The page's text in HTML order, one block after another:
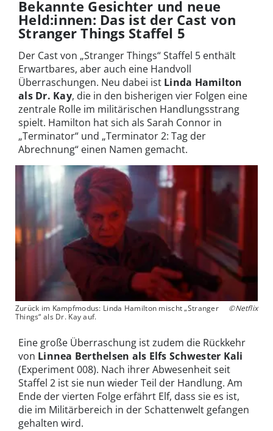
Bekannte Gesichter und neue
Held:innen: Das ist der Cast von
Stranger Things Staffel 5
Der Cast von „Stranger Things“ Staffel 5 enthält
Erwartbares, aber auch eine Handvoll
Überraschungen. Neu dabei ist Linda Hamilton
als Dr. Kay, die in den bisherigen vier Folgen eine
zentrale Rolle im militärischen Handlungsstrang
spielt. Hamilton hat sich als Sarah Connor in
„Terminator“ und „Terminator 2: Tag der
Abrechnung“ einen Namen gemacht.
Zurück im Kampfmodus: Linda Hamilton mischt „Stranger
Things“ als Dr. Kay auf.
©Netflix
Eine große Überraschung ist zudem die Rückkehr
von Linnea Berthelsen als Elfs Schwester Kali
(Experiment 008). Nach ihrer Abwesenheit seit
Staffel 2 ist sie nun wieder Teil der Handlung. Am
Ende der vierten Folge erfährt Elf, dass sie es ist,
die im Militärbereich in der Schattenwelt gefangen
gehalten wird.